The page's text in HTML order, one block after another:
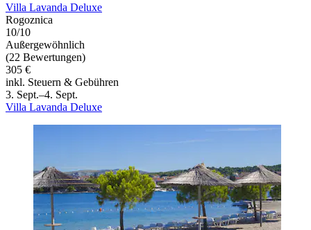
Villa Lavanda Deluxe
Rogoznica
10/10
Außergewöhnlich
(22 Bewertungen)
305 €
inkl. Steuern & Gebühren
3. Sept.–4. Sept.
Villa Lavanda Deluxe